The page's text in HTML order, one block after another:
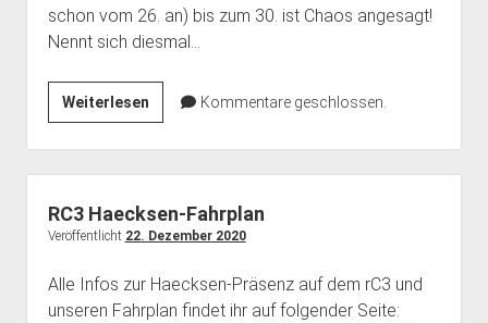
Haecksen
schon vom 26. an) bis zum 30. ist Chaos angesagt!
Nennt sich diesmal…
WeiterlesenHaecksen
@rC3
–
Es
geht
los!
Kommentare geschlossen.
RC3 Haecksen-Fahrplan
Veröffentlicht 22. Dezember 2020
Alle Infos zur Haecksen-Präsenz auf dem rC3 und
unseren Fahrplan findet ihr auf folgender Seite: